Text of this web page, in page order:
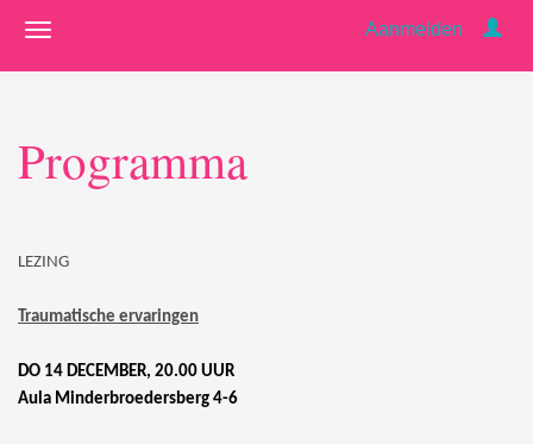
Aanmelden
Programma
LEZING
Traumatische ervaringen
DO 14 DECEMBER, 20.00 UUR
Aula Minderbroedersberg 4-6